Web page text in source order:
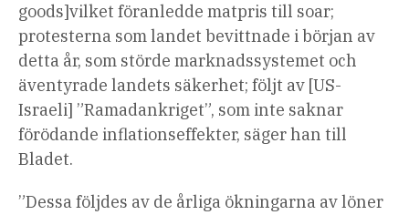
goods]vilket föranledde matpris till soar;
protesterna som landet bevittnade i början av
detta år, som störde marknadssystemet och
äventyrade landets säkerhet; följt av [US-
Israeli] ”Ramadankriget”, som inte saknar
förödande inflationseffekter, säger han till
Bladet.
”Dessa följdes av de årliga ökningarna av löner